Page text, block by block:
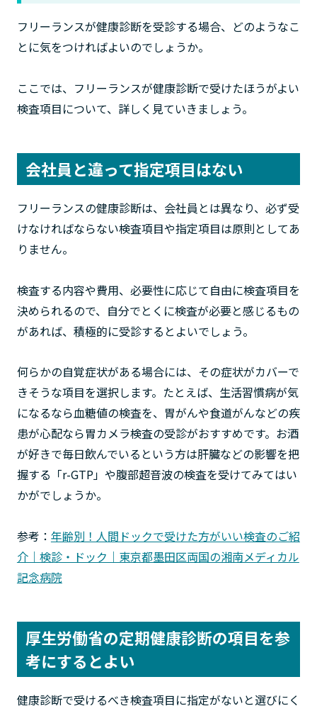
フリーランスが健康診断を受診する場合、どのようなこ
とに気をつければよいのでしょうか。
ここでは、フリーランスが健康診断で受けたほうがよい
検査項目について、詳しく見ていきましょう。
会社員と違って指定項目はない
フリーランスの健康診断は、会社員とは異なり、必ず受
けなければならない検査項目や指定項目は原則としてあ
りません。
検査する内容や費用、必要性に応じて自由に検査項目を
決められるので、自分でとくに検査が必要と感じるもの
があれば、積極的に受診するとよいでしょう。
何らかの自覚症状がある場合には、その症状がカバーで
きそうな項目を選択します。たとえば、生活習慣病が気
になるなら血糖値の検査を、胃がんや食道がんなどの疾
患が心配なら胃カメラ検査の受診がおすすめです。お酒
が好きで毎日飲んでいるという方は肝臓などの影響を把
握する「r-GTP」や腹部超音波の検査を受けてみてはい
かがでしょうか。
参考： 年齢別！人間ドックで受けた方がいい検査のご紹
介｜検診・ドック｜東京都墨田区両国の湘南メディカル
記念病院
厚生労働省の定期健康診断の項目を参
考にするとよい
健康診断で受けるべき検査項目に指定がないと選びにく